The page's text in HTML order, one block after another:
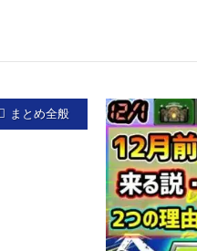
まとめ全般